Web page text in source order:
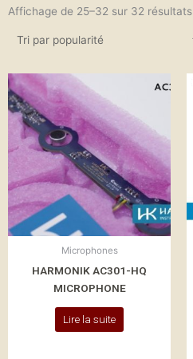
Affichage de 25–32 sur 32 résultats
Microphones
HARMONIK AC301-HQ
MICROPHONE
Lire la suite